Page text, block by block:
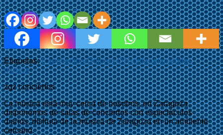
Etiquetas:6 septiembreDolores O'Riordanefemérides
música
zgz conciertos
La música está muy cerca de nosotros, en Zaragoza
disponemos de salas de conciertos con espectáculos
diarios, disfruta de la música de Zaragoza en un ambiente
cercano.